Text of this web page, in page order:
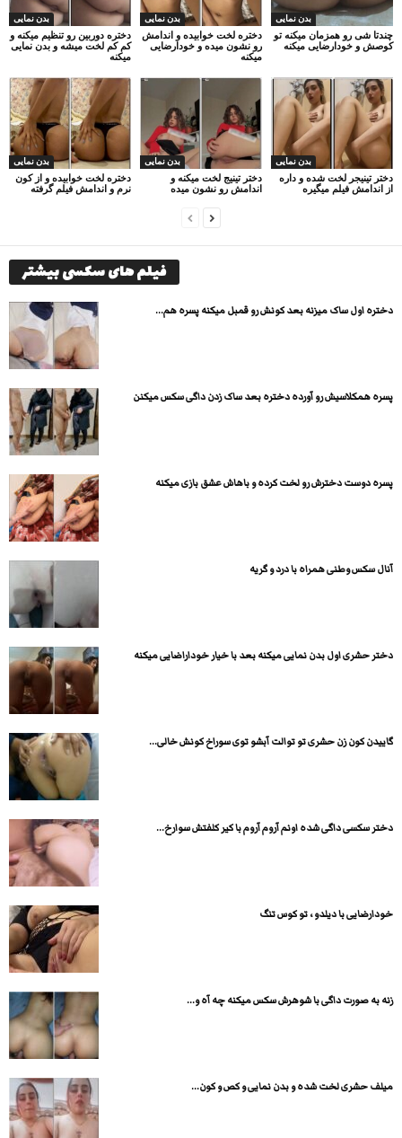
بدن نمایی
دختره دوربین رو تنظیم میکنه و
کم کم لخت میشه و بدن نمایی
میکنه
بدن نمایی
دختره لخت خوابیده و اندامش
رو نشون میده و خودارضایی
میکنه
بدن نمایی
چندتا شی رو همزمان میکنه تو
کوصش و خودارضایی میکنه
بدن نمایی
دختره لخت خوابیده و از کون
نرم و اندامش فیلم گرفته
بدن نمایی
دختر تینیج لخت میکنه و
اندامش رو نشون میده
بدن نمایی
دختر تینیجر لخت شده و داره
از اندامش فیلم میگیره
فیلم های سکسی بیشتر
دختره اول ساک میزنه بعد کونش رو قمبل میکنه پسره هم...
پسره همکلاسیش رو آورده دختره بعد ساک زدن داگی سکس میکنن
پسره دوست دخترش رو لخت کرده و باهاش عشق بازی میکنه
آنال سکس وطنی همراه با درد و گریه
دختر حشری اول بدن نمایی میکنه بعد با خیار خوداراضایی میکنه
گاییدن کون زن حشری تو توالت آبشو توی سوراخ کونش خالی...
دختر سکسی داگی شده اونم آروم آروم با کیر کلفتش سوارخ...
خودارضایی با دیلدو ، تو کوس تنگ
زنه به صورت داگی با شوهرش سکس میکنه چه آه و...
میلف حشری لخت شده و بدن نمایی و کص و کون...